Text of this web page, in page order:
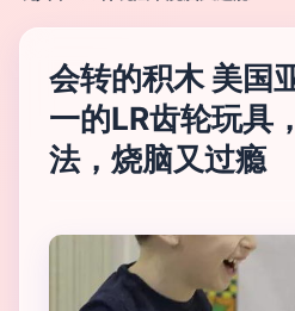
会转的积木 美国
一的LR齿轮玩具
法，烧脑又过瘾